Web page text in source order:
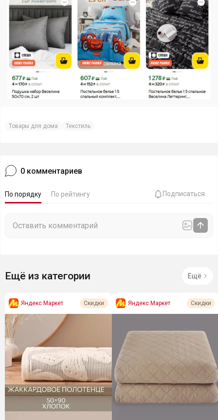
Товары для дома Текстиль
0 комментариев
По порядку По рейтингу Подписаться
Ещё из категории Ещё
Яндекс Маркет Скидки Яндекс Маркет Скидки